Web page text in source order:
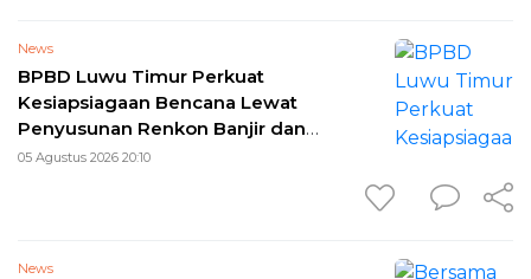
News
BPBD Luwu Timur Perkuat
Kesiapsiagaan Bencana Lewat
Penyusunan Renkon Banjir dan
Longsor 2026
05 Agustus 2026 20:10
News